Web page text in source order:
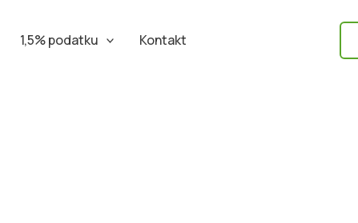
1,5% podatku Kontakt